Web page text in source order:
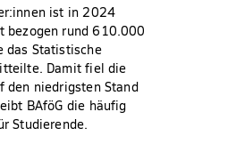
ist in 2024
bezogen rund 610.000
das Statistische
Damit fiel die
den niedrigsten Stand
BAföG die häufig
Studierende.